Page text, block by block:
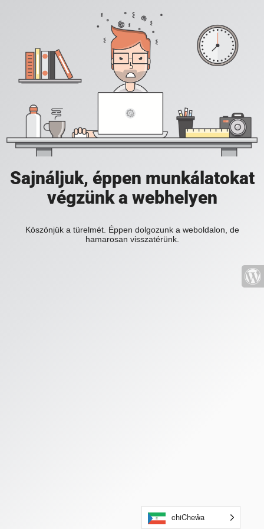
Sajnáljuk, éppen munkálatokat
végzünk a webhelyen
Köszönjük a türelmét. Éppen dolgozunk a weboldalon, de
hamarosan visszatérünk.
chiCheŵa